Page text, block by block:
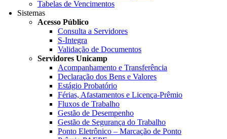
Tabelas de Vencimentos
Sistemas
Acesso Público
Consulta a Servidores
S-Integra
Validação de Documentos
Servidores Unicamp
Acompanhamento e Transferência
Declaração dos Bens e Valores
Estágio Probatório
Férias, Afastamentos e Licença-Prêmio
Fluxos de Trabalho
Gestão de Desempenho
Gestão de Segurança do Trabalho
Ponto Eletrônico – Marcação de Ponto